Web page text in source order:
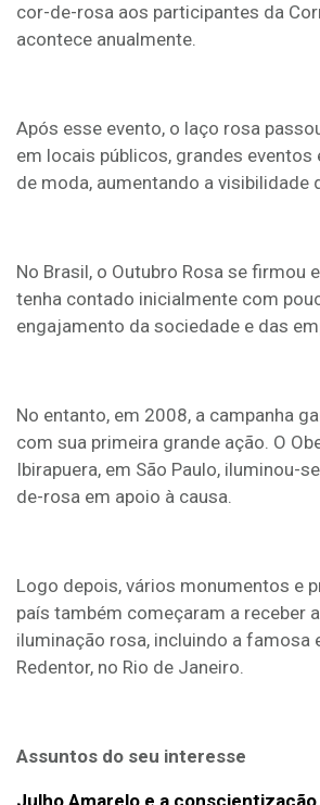
cor-de-rosa aos participantes da
acontece anualmente.
Após esse evento, o laço rosa
em locais públicos, grandes eventos
de moda, aumentando a visibilidade
No Brasil, o Outubro Rosa se firmou
tenha contado inicialmente com
engajamento da sociedade e das
No entanto, em 2008, a campanha
com sua primeira grande ação. O
Ibirapuera, em São Paulo, iluminou-
de-rosa em apoio à causa.
Logo depois, vários monumentos e
país também começaram a receber
iluminação rosa, incluindo a famosa
Redentor, no Rio de Janeiro.
Assuntos do seu interesse
Julho Amarelo e a